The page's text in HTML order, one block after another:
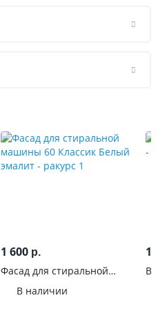
1 600 р.
Фасад для стиральной
эмалит
В наличии
1